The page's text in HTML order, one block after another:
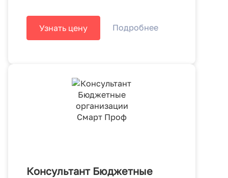
Узнать цену Подробнее
Консультант Бюджетные